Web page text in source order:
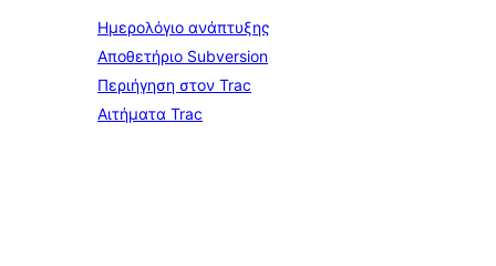
Ημερολόγιο ανάπτυξης
Αποθετήριο Subversion
Περιήγηση στον Trac
Αιτήματα Trac